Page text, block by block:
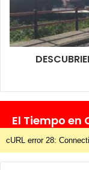
El Tiempo en
cURL error 28: